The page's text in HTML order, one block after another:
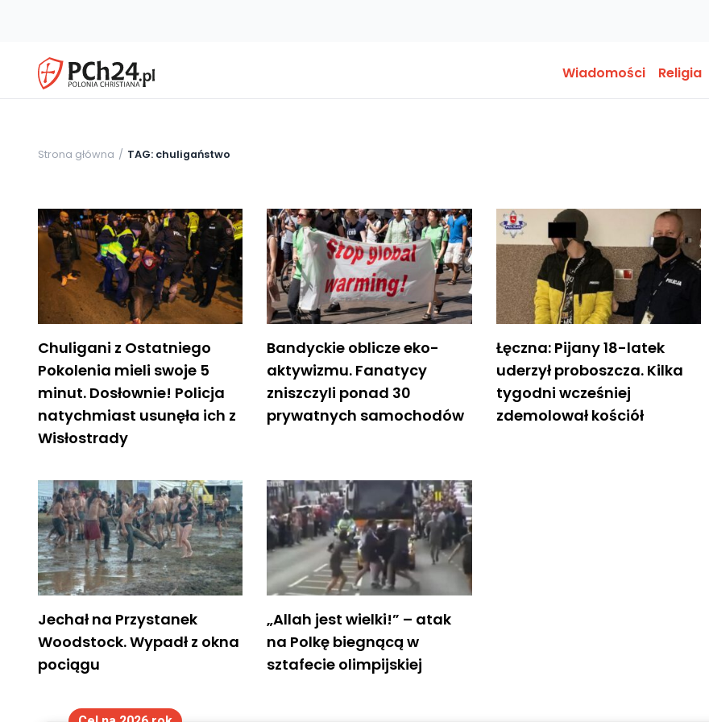
Wiadomości Religia
Strona główna TAG: chuligaństwo
Chuligani z Ostatniego
Pokolenia mieli swoje 5
minut. Dosłownie! Policja
natychmiast usunęła ich z
Wisłostrady
Bandyckie oblicze eko-
aktywizmu. Fanatycy
zniszczyli ponad 30
prywatnych samochodów
Łęczna: Pijany 18-latek
uderzył proboszcza. Kilka
tygodni wcześniej
zdemolował kościół
Jechał na Przystanek
Woodstock. Wypadł z okna
pociągu
„Allah jest wielki!” – atak
na Polkę biegnącą w
sztafecie olimpijskiej